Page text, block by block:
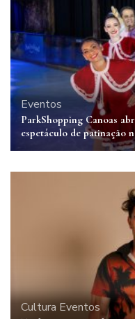
Eventos
ParkShopping Canoas
espetáculo de patinação
Cultura Eventos